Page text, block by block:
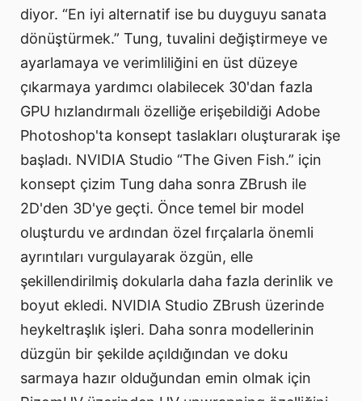
diyor. “En iyi alternatif ise bu duyguyu sanata
dönüştürmek.” Tung, tuvalini değiştirmeye ve
ayarlamaya ve verimliliğini en üst düzeye
çıkarmaya yardımcı olabilecek 30'dan fazla
GPU hızlandırmalı özelliğe erişebildiği Adobe
Photoshop'ta konsept taslakları oluşturarak işe
başladı. NVIDIA Studio “The Given Fish.” için
konsept çizim Tung daha sonra ZBrush ile
2D'den 3D'ye geçti. Önce temel bir model
oluşturdu ve ardından özel fırçalarla önemli
ayrıntıları vurgulayarak özgün, elle
şekillendirilmiş dokularla daha fazla derinlik ve
boyut ekledi. NVIDIA Studio ZBrush üzerinde
heykeltraşlık işleri. Daha sonra modellerinin
düzgün bir şekilde açıldığından ve doku
sarmaya hazır olduğundan emin olmak için